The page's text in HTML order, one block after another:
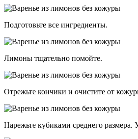
Подготовьте все ингредиенты.
Лимоны тщательно помойте.
Отрежьте кончики и очистите от
Нарежьте кубиками среднего размера.